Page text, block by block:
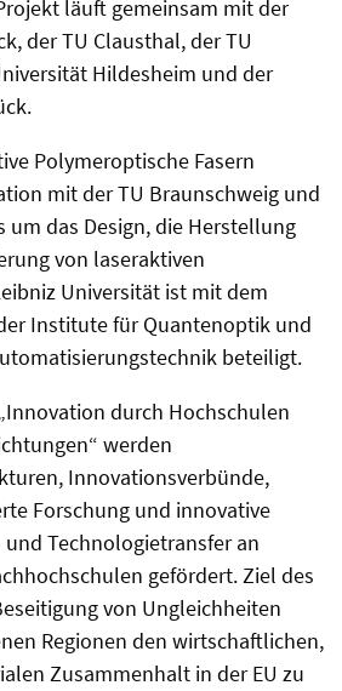
läuft gemeinsam mit der
der TU Clausthal, der TU
Hildesheim und der
Polymeroptische Fasern
mit der TU Braunschweig und
um das Design, die Herstellung
von laseraktiven
Universität ist mit dem
Institute für Quantenoptik und
beteiligt.
durch Hochschulen
werden
Innovationsverbünde,
Forschung und innovative
Technologietransfer an
gefördert. Ziel des
von Ungleichheiten
Regionen den wirtschaftlichen,
Zusammenhalt in der EU zu